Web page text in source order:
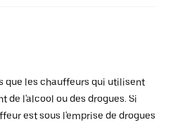
que les chauffeurs qui utilisent
de l'alcool ou des drogues. Si
est sous l'emprise de drogues